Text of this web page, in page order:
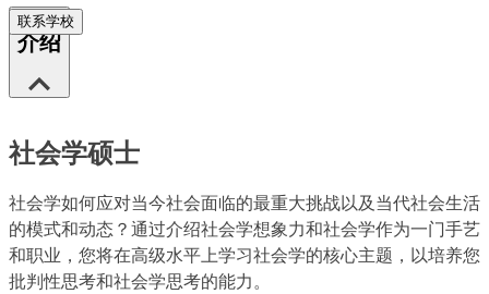
联系学校
介绍
社会学硕士
社会学如何应对当今社会面临的最重大挑战以及当代社会生活
的模式和动态？通过介绍社会学想象力和社会学作为一门手艺
和职业，您将在高级水平上学习社会学的核心主题，以培养您
批判性思考和社会学思考的能力。